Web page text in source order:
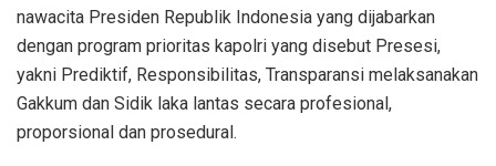
nawacita Presiden Republik Indonesia yang dijabarkan
dengan program prioritas kapolri yang disebut Presesi,
yakni Prediktif, Responsibilitas, Transparansi melaksanakan
Gakkum dan Sidik laka lantas secara profesional,
proporsional dan prosedural.